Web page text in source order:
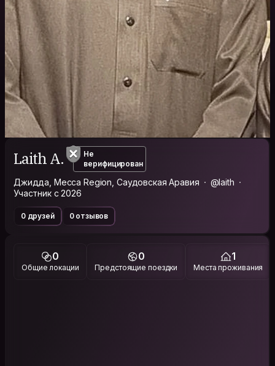
Laith A.
Не
верифицирован
Джидда, Mecca Region, Саудовская Аравия
@laith
Участник с 2026
0 друзей 0 отзывов
0
Общие локации
0
Предстоящие поездки
1
Места проживания